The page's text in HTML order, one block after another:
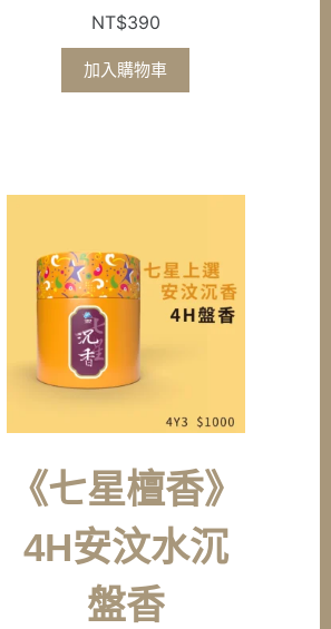
NT$390
加入購物車
《七星檀香》
4H安汶水沉
盤香